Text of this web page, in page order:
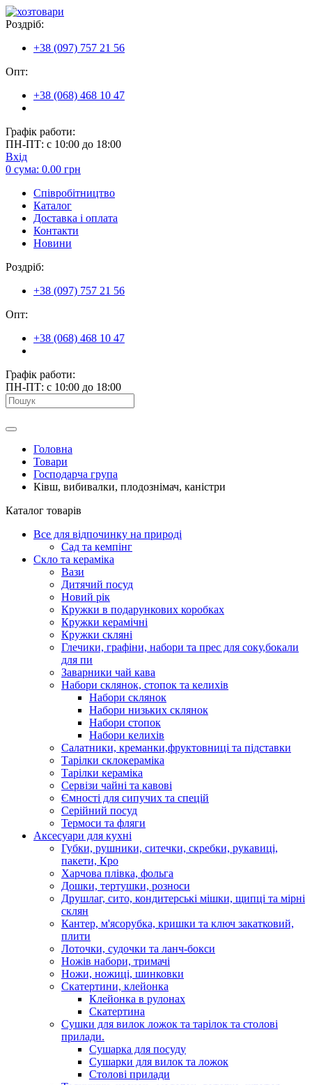
Роздріб:
+38 (097) 757 21 56
Опт:
+38 (068) 468 10 47
Графік работи:
ПН-ПТ: с 10:00 до 18:00
Вхід
0 сума: 0.00 грн
Співробітництво
Каталог
Доставка і оплата
Контакти
Новини
Роздріб:
+38 (097) 757 21 56
Опт:
+38 (068) 468 10 47
Графік работи:
ПН-ПТ: с 10:00 до 18:00
Головна
Товари
Господарча група
Ківш, вибивалки, плодознімач, каністри
Каталог товарів
Все для відпочинку на природі
Сад та кемпінг
Скло та кераміка
Вази
Дитячий посуд
Новий рік
Кружки в подарункових коробках
Кружки керамічні
Кружки скляні
Глечики, графіни, набори та прес для соку,бокали
для пи
Заварники чай кава
Набори склянок, стопок та келихів
Набори склянок
Набори низьких склянок
Набори стопок
Набори келихів
Салатники, креманки,фруктовниці та підставки
Тарілки склокераміка
Тарілки кераміка
Сервізи чайні та кавові
Ємності для сипучих та спецій
Серійний посуд
Термоси та фляги
Аксесуари для кухні
Губки, рушники, ситечки, скребки, рукавиці,
пакети, Кро
Харчова плівка, фольга
Дошки, тертушки, розноси
Друшлаг, сито, кондитерські мішки, щипці та мірні
склян
Кантер, м'ясорубка, кришки та ключ закатковий,
плити
Лоточки, судочки та ланч-бокси
Ножів набори, тримачі
Ножи, ножиці, шинковки
Скатертини, клейонка
Клейонка в рулонах
Скатертина
Сушки для вилок ложок та тарілок та столові
прилади.
Сушарка для посуду
Сушарки для вилок та ложок
Столові прилади